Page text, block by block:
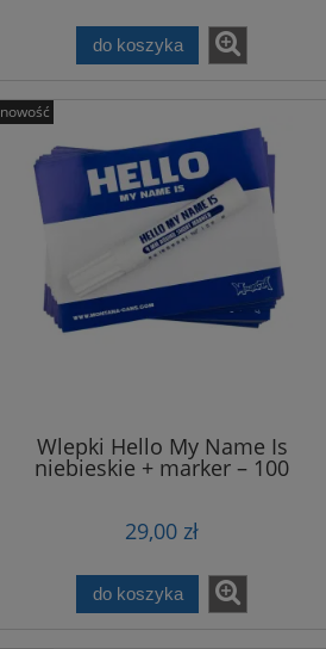
do koszyka
Wlepki Hello My Name Is
niebieskie + marker – 100
29,00 zł
do koszyka
nowość